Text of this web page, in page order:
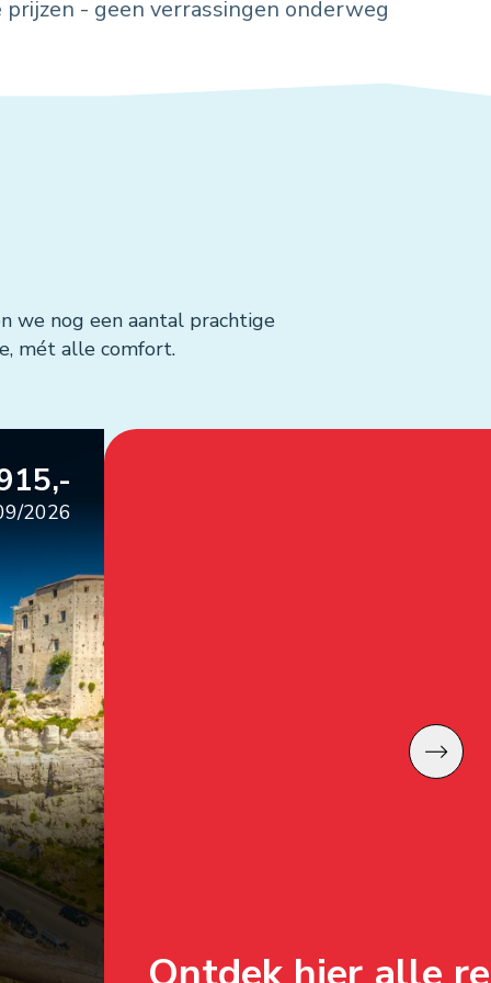
- geen verrassingen onderweg
we nog een aantal prachtige
mét alle comfort.